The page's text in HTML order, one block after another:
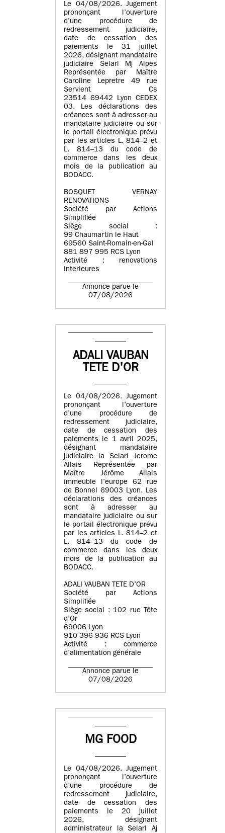
Le 04/08/2026. Jugement
prononçant l’ouverture
d’une procédure de
redressement judiciaire,
date de cessation des
paiements le 31 juillet
2026, désignant mandataire
judiciaire Selarl Mj Alpes
Représentée par Maître
Caroline Lepretre 49 rue
Servient Cs
23514 69442 Lyon CEDEX
03. Les déclarations des
créances sont à adresser au
mandataire judiciaire ou sur
le portail électronique prévu
par les articles L. 814–2 et
L. 814–13 du code de
commerce dans les deux
mois de la publication au
BODACC.
BOSQUET VERNAY
RENOVATIONS
Société par Actions
Simplifiée
Siège social :
99 Chaumartin le Haut
69560 Saint-Romain-en-Gal
881 897 995 RCS Lyon
Activité : renovations
interieures
Annonce parue le
07/08/2026
ADALI VAUBAN
TETE D'OR
Le 04/08/2026. Jugement
prononçant l’ouverture
d’une procédure de
redressement judiciaire,
date de cessation des
paiements le 1 avril 2025,
désignant mandataire
judiciaire la Selarl Jerome
Allais Représentée par
Maître Jérôme Allais
immeuble l’europe 62 rue
de Bonnel 69003 Lyon. Les
déclarations des créances
sont à adresser au
mandataire judiciaire ou sur
le portail électronique prévu
par les articles L. 814–2 et
L. 814–13 du code de
commerce dans les deux
mois de la publication au
BODACC.
ADALI VAUBAN TETE D’OR
Société par Actions
Simplifiée
Siège social : 102 rue Tête
d’Or
69006 Lyon
910 396 936 RCS Lyon
Activité : commerce
d’alimentation générale
Annonce parue le
07/08/2026
MG FOOD
Le 04/08/2026. Jugement
prononçant l’ouverture
d’une procédure de
redressement judiciaire,
date de cessation des
paiements le 20 juillet
2026, désignant
administrateur la Selarl Aj